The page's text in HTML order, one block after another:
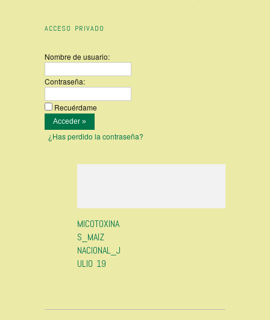
ACCESO PRIVADO
Nombre de usuario:
Contraseña:
Recuérdame
¿Has perdido la contraseña?
MICOTOXINA
S_MAIZ
NACIONAL_J
ULIO 19